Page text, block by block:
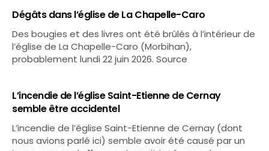
Dégâts dans l’église de La Chapelle-Caro
Des bougies et des livres ont été brûlés à l’intérieur de
l’église de La Chapelle-Caro (Morbihan),
probablement lundi 22 juin 2026. Source
L’incendie de l’église Saint-Etienne de Cernay
semble être accidentel
L’incendie de l’église Saint-Etienne de Cernay (dont
nous avions parlé ici) semble avoir été causé par un